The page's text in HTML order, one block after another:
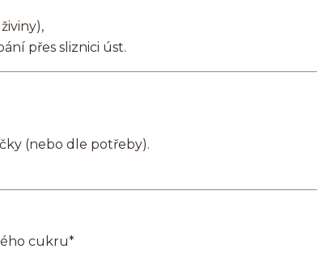
přes sliznici úst.
(nebo dle potřeby).
cukru*